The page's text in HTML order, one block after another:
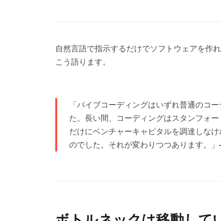
自然言語で指示するだけでソフトウェアを作
こう語ります。
「バイブコーディングはいずれ普通のコ
た。長い間、コーディングはスタンフォ
だけにベンチャーキャピタルを調達しな
のでした。それが変わりつつあります。」